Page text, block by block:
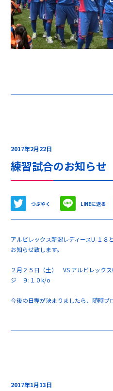
2017年2月22日
練習試合のお知らせ
つぶやく LINEに送る
アルビレックス新潟レディースU-１８
お知らせ致します。
２月２５日（土） VS アルビレック
ジ ９:１０k/o
今後の日程が決まりましたら、随時ブ
2017年1月13日